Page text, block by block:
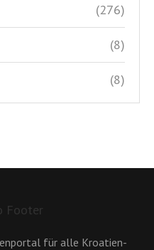
(276)
(8)
(8)
für alle Kroatien-